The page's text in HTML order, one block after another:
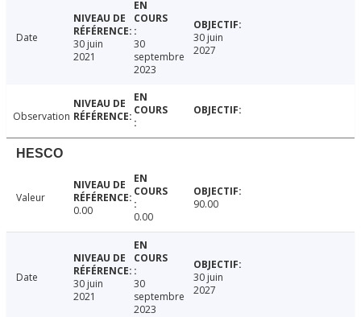
Date
30 juin
2021
30
septembre
2023
30 juin
2027
Observation
HESCO
Valeur
0.00
0.00
90.00
Date
30 juin
2021
30
septembre
2023
30 juin
2027